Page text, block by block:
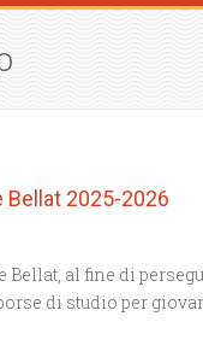
2025-2026
Bellat, al fine di
di studio per